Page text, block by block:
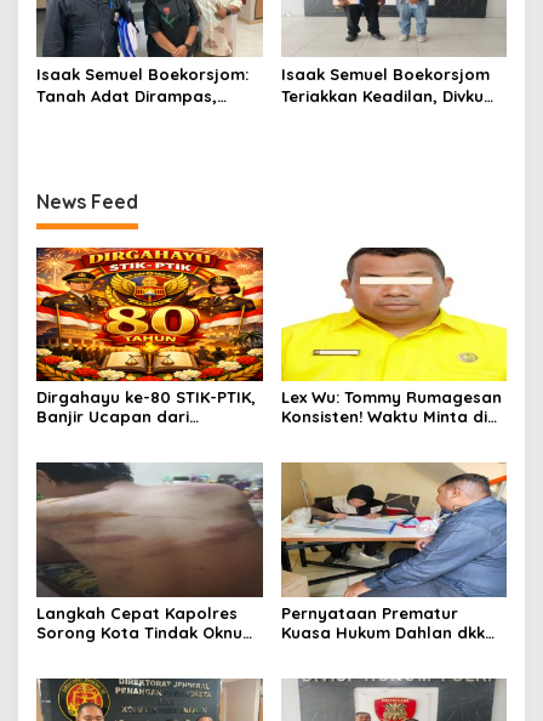
Isaak Semuel Boekorsjom:
Tanah Adat Dirampas,
Isaak Semuel Boekorsjom
Teriakkan Keadilan, Divkum
News Feed
Dirgahayu ke-80 STIK-PTIK,
Banjir Ucapan dari
Lex Wu: Tommy Rumagesan
Konsisten! Waktu Minta di
Juga pakai Kaos Kuning.
Langkah Cepat Kapolres
Sorong Kota Tindak Oknum
Anak
Pernyataan Prematur
Kuasa Hukum Dahlan dkk
Boekorsjom Belum
Dipublikasikan